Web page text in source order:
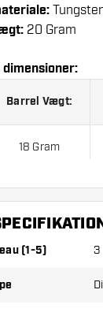
20 Gram
Barrel Vægt:
18 Gram
3 Flights
(1-5) 3